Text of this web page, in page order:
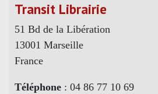
Transit Librairie
51 Bd de la Libération
13001 Marseille
France
Téléphone : 04 86 77 10 69